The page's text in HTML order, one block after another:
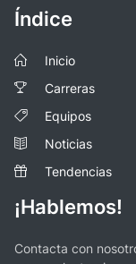
Índice
Inicio
Carreras
Equipos
Noticias
Tendencias
¡Hablemos!
Contacta con